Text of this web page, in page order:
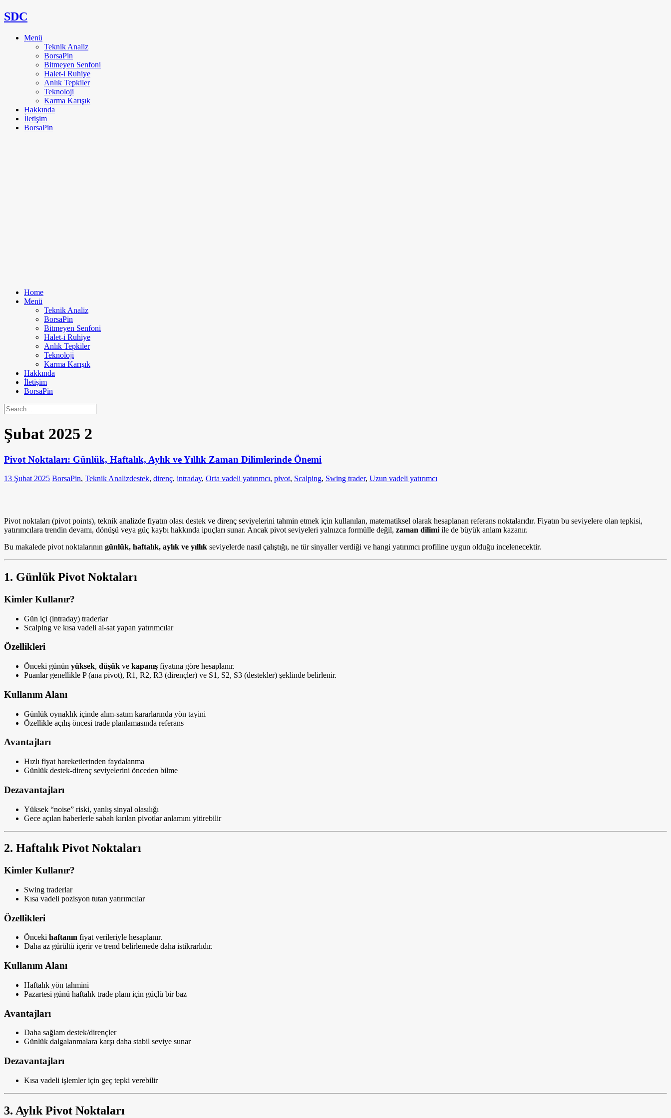
SDC
Menü
Teknik Analiz
BorsaPin
Bitmeyen Senfoni
Halet-i Ruhiye
Anlık Tepkiler
Teknoloji
Karma Karışık
Hakkında
İletişim
BorsaPin
Home
Menü
Teknik Analiz
BorsaPin
Bitmeyen Senfoni
Halet-i Ruhiye
Anlık Tepkiler
Teknoloji
Karma Karışık
Hakkında
İletişim
BorsaPin
Şubat 2025 2
Pivot Noktaları: Günlük, Haftalık, Aylık ve Yıllık Zaman Dilimlerinde Önemi
13 Şubat 2025 BorsaPin, Teknik Analizdestek, direnç, intraday, Orta vadeli yatırımcı, pivot, Scalping, Swing trader, Uzun vadeli yatırımcı
Pivot noktaları (pivot points), teknik analizde fiyatın olası destek ve direnç seviyelerini tahmin etmek için kullanılan, matematiksel olarak hesaplanan referans noktalarıdır. Fiyatın bu seviyelere olan tepkisi,
yatırımcılara trendin devamı, dönüşü veya güç kaybı hakkında ipuçları sunar. Ancak pivot seviyeleri yalnızca formülle değil, zaman dilimi ile de büyük anlam kazanır.
Bu makalede pivot noktalarının günlük, haftalık, aylık ve yıllık seviyelerde nasıl çalıştığı, ne tür sinyaller verdiği ve hangi yatırımcı profiline uygun olduğu incelenecektir.
1. Günlük Pivot Noktaları
Kimler Kullanır?
Gün içi (intraday) traderlar
Scalping ve kısa vadeli al-sat yapan yatırımcılar
Özellikleri
Önceki günün yüksek, düşük ve kapanış fiyatına göre hesaplanır.
Puanlar genellikle P (ana pivot), R1, R2, R3 (dirençler) ve S1, S2, S3 (destekler) şeklinde belirlenir.
Kullanım Alanı
Günlük oynaklık içinde alım-satım kararlarında yön tayini
Özellikle açılış öncesi trade planlamasında referans
Avantajları
Hızlı fiyat hareketlerinden faydalanma
Günlük destek-direnç seviyelerini önceden bilme
Dezavantajları
Yüksek “noise” riski, yanlış sinyal olasılığı
Gece açılan haberlerle sabah kırılan pivotlar anlamını yitirebilir
2. Haftalık Pivot Noktaları
Kimler Kullanır?
Swing traderlar
Kısa vadeli pozisyon tutan yatırımcılar
Özellikleri
Önceki haftanın fiyat verileriyle hesaplanır.
Daha az gürültü içerir ve trend belirlemede daha istikrarlıdır.
Kullanım Alanı
Haftalık yön tahmini
Pazartesi günü haftalık trade planı için güçlü bir baz
Avantajları
Daha sağlam destek/dirençler
Günlük dalgalanmalara karşı daha stabil seviye sunar
Dezavantajları
Kısa vadeli işlemler için geç tepki verebilir
3. Aylık Pivot Noktaları